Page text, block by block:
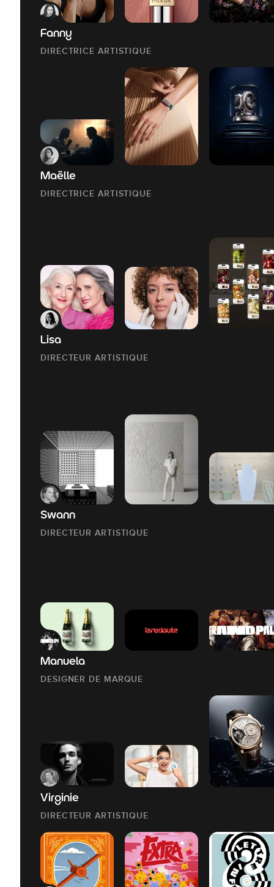
Fanny
DIRECTRICE ARTISTIQUE
Maëlle
DIRECTRICE ARTISTIQUE
Lisa
DIRECTEUR ARTISTIQUE
Swann
DIRECTEUR ARTISTIQUE
Manuela
DESIGNER DE MARQUE
Virginie
DIRECTEUR ARTISTIQUE